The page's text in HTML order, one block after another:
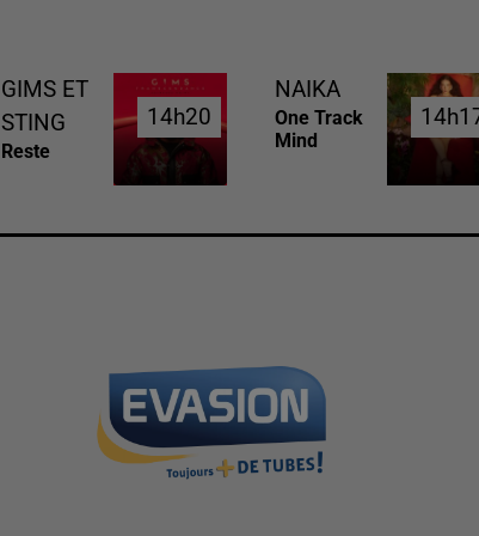
GIMS ET
STING
Reste
14h20
14h20
NAIKA
One Track
Mind